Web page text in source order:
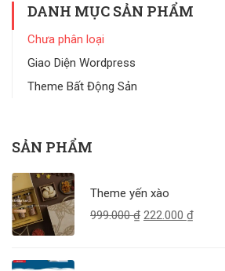
DANH MỤC SẢN PHẨM
Chưa phân loại
Giao Diện Wordpress
Theme Bất Động Sản
SẢN PHẨM
Theme yến xào
999.000₫ 222.000 ₫